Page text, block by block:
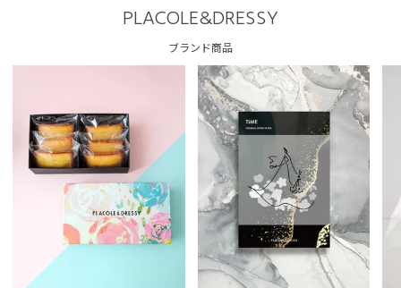
PLACOLE&DRESSY
ブランド商品